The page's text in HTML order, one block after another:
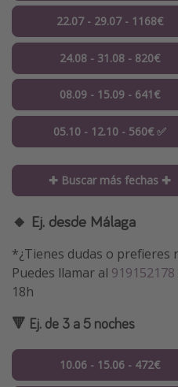
22.07 - 29.07 - 1168€
24.08 - 31.08 - 820€
08.09 - 15.09 - 641€
05.10 - 12.10 - 560€ ✅
✚ Buscar más fechas ✚
🔸 Ej. desde Málaga
*¿Tienes dudas o prefieres
Puedes llamar al 919152178
18h
🔻 Ej. de 3 a 5 noches
10.06 - 15.06 - 472€